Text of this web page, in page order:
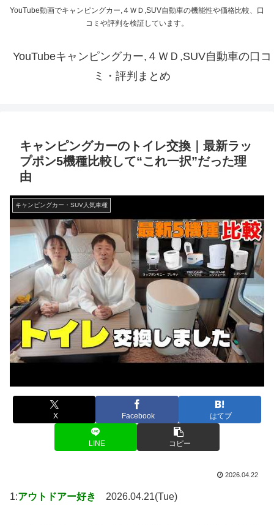
YouTube動画でキャンピングカー,４ＷＤ,SUV自動車の機能性や価格比較、口
コミや評判を検証しています。
YouTubeキャンピングカー,４ＷＤ,SUV自動車の口コ
ミ・評判まとめ
キャンピングカーのトイレ交換｜最新ラッ
プポン5機種比較して“これ一択”だった理
由
キャンピングカー・SUV人気車種
X Facebook はてブ
LINE コピー
2026.04.22
1:アウトドアー好き 2026.04.21(Tue)